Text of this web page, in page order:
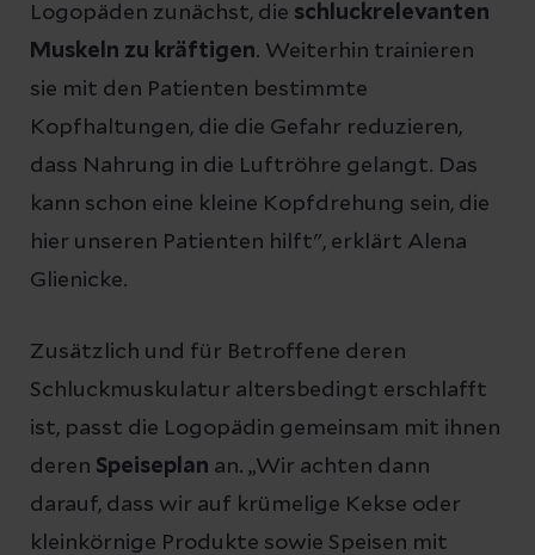
Logopäden zunächst, die schluckrelevanten
Muskeln zu kräftigen. Weiterhin trainieren
sie mit den Patienten bestimmte
Kopfhaltungen, die die Gefahr reduzieren,
dass Nahrung in die Luftröhre gelangt. Das
kann schon eine kleine Kopfdrehung sein, die
hier unseren Patienten hilft", erklärt Alena
Glienicke.
Zusätzlich und für Betroffene deren
Schluckmuskulatur altersbedingt erschlafft
ist, passt die Logopädin gemeinsam mit ihnen
deren Speiseplan an. „Wir achten dann
darauf, dass wir auf krümelige Kekse oder
kleinkörnige Produkte sowie Speisen mit